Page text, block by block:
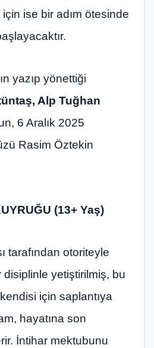
ise bir adım ötesinde
yazıp yönettiği
Alp Tuğhan
6 Aralık 2025
Rasim Öztekin
(13+ Yaş)
tarafından otoriteyle
disiplinle yetiştirilmiş, bu
için saplantıya
hayatına son
İntihar mektubunu